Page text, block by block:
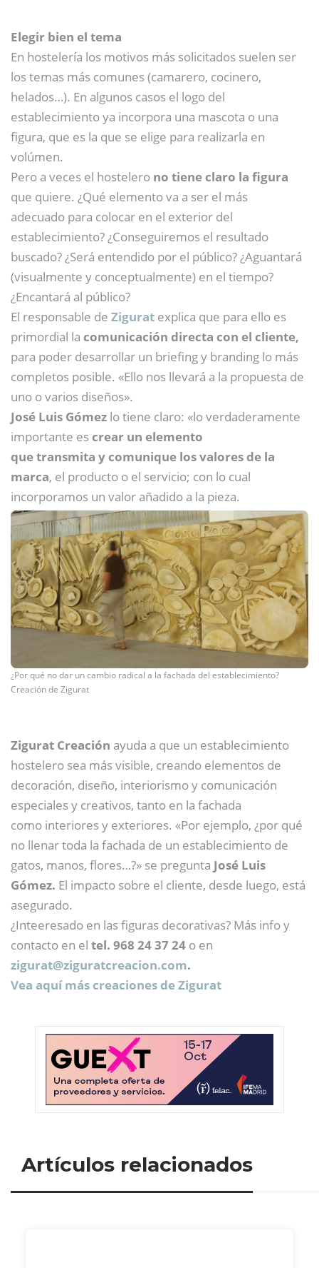
Elegir bien el tema
En hostelería los motivos más solicitados suelen ser
los temas más comunes (camarero, cocinero,
helados…). En algunos casos el logo del
establecimiento ya incorpora una mascota o una
figura, que es la que se elige para realizarla en
volúmen.
Pero a veces el hostelero no tiene claro la figura
que quiere. ¿Qué elemento va a ser el más
adecuado para colocar en el exterior del
establecimiento? ¿Conseguiremos el resultado
buscado? ¿Será entendido por el público? ¿Aguantará
(visualmente y conceptualmente) en el tiempo?
¿Encantará al público?
El responsable de Zigurat explica que para ello es
primordial la comunicación directa con el cliente,
para poder desarrollar un briefing y branding lo más
completos posible. «Ello nos llevará a la propuesta de
uno o varios diseños».
José Luis Gómez lo tiene claro: «lo verdaderamente
importante escrear un elemento
que transmita y comunique los valores de la
marca, el producto o el servicio; con lo cual
incorporamos un valor añadido a la pieza.
¿Por qué no dar un cambio radical a la fachada del establecimiento?
Creación de Zigurat
Zigurat Creación ayuda a que un establecimiento
hostelero sea más visible, creando elementos de
decoración, diseño, interiorismo y comunicación
especiales y creativos, tanto en la fachada
como interiores y exteriores. «Por ejemplo, ¿por qué
no llenar toda la fachada de un establecimiento de
gatos, manos, flores…?» se pregunta José Luis
Gómez. El impacto sobre el cliente, desde luego, está
asegurado.
¿Inteeresado en las figuras decorativas? Más info y
contacto en el tel. 968 24 37 24 o en
zigurat@ziguratcreacion.com.
Vea aquí más creaciones de Zigurat
Artículos relacionados